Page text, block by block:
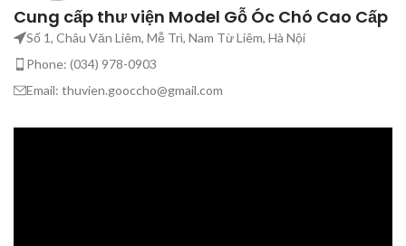
hoặc Facebook bên dưới
Bản quyền thuộc
MiLiStudio_không
chia sẻ và không
pass lại dưới mọi
Bản quyền thuộc
MiLiStudio_không
Cung cấp thư viện Model Gỗ Óc Chó Cao Cấp
Số 1, Châu Văn Liêm, Mễ Trì, Nam Từ Liêm, Hà Nội
Phone: (034) 978-0903
Email: thuvien.gooccho@gmail.com